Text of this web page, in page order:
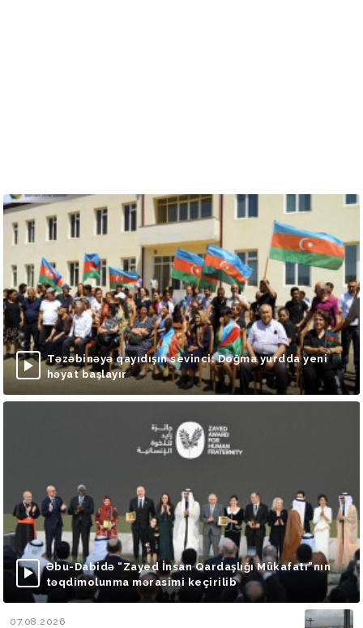
Təzəbinəyə qayıdışın sevinci: Doğma yurdda yeni
həyat başlayır
Əbu-Dabidə “Zayed İnsan Qardaşlığı Mükafatı”nın
təqdimolunma mərasimi keçirilib
07.08.2026